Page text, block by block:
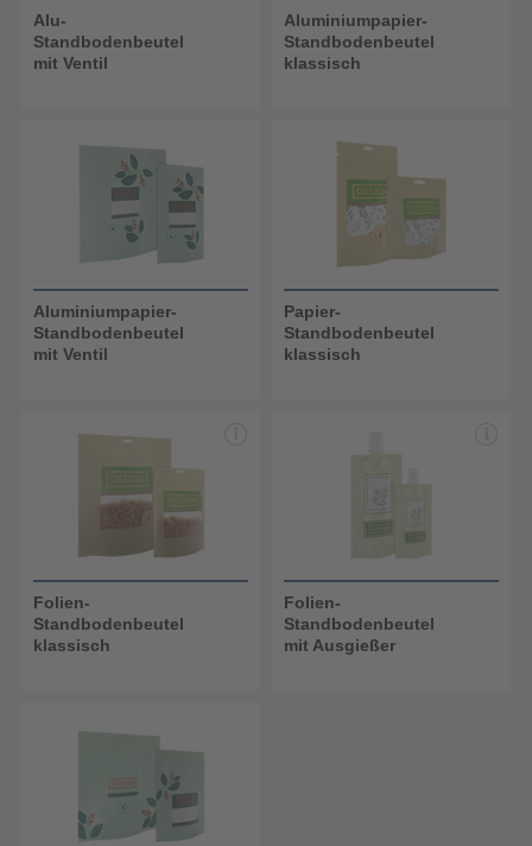
Alu-
Standbodenbeutel
mit Ventil
Aluminiumpapier-
Standbodenbeutel
klassisch
Aluminiumpapier-
Standbodenbeutel
mit Ventil
Papier-
Standbodenbeutel
klassisch
Folien-
Standbodenbeutel
klassisch
Folien-
Standbodenbeutel
mit Ausgießer